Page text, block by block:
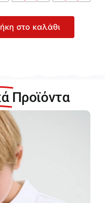
στο καλάθι
Προϊόντα